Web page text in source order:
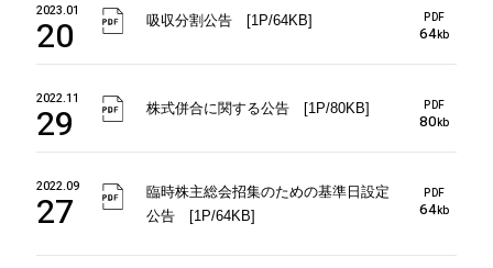
2023.01
20 吸収分割公告 [1P/64KB] PDF
64kb
2022.11
29 株式併合に関する公告 [1P/80KB] PDF
80kb
2022.09
27
臨時株主総会招集のための基準日設定
公告 [1P/64KB]
PDF
64kb